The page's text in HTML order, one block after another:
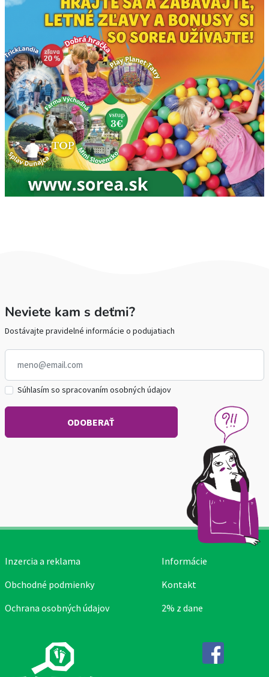
Neviete kam s deťmi?
Dostávajte pravidelné informácie o podujatiach
Súhlasím so spracovaním osobných údajov
Inzercia a reklama
Obchodné podmienky
Ochrana osobných údajov
Informácie
Kontakt
2% z dane